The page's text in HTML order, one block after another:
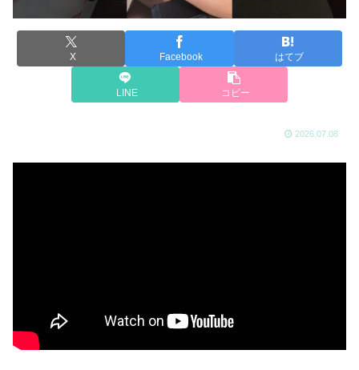
X Facebook はてブ
LINE コピー
2026.07.08